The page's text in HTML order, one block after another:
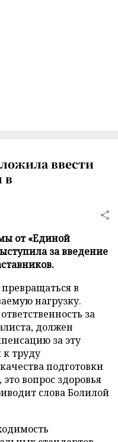
ввести
в
от «Единой
за введение
в
нагрузку.
за
должен
за эту
к труду
подготовки
вопрос здоровья
слова Болилой